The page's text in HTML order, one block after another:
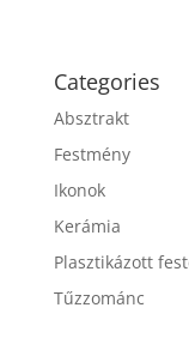
Categories
Absztrakt
Festmény
Ikonok
Kerámia
Plasztikázott
Tűzzománc